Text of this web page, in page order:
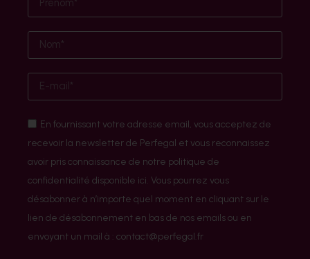
En fournissant votre adresse email, vous acceptez de
recevoir la newsletter de Perfegal et vous reconnaissez
avoir pris connaissance de notre politique de
confidentialité disponible ici. Vous pourrez vous
désabonner à n’importe quel moment en cliquant sur le
lien de désabonnement en bas de nos emails ou en
envoyant un mail à : contact@perfegal.fr